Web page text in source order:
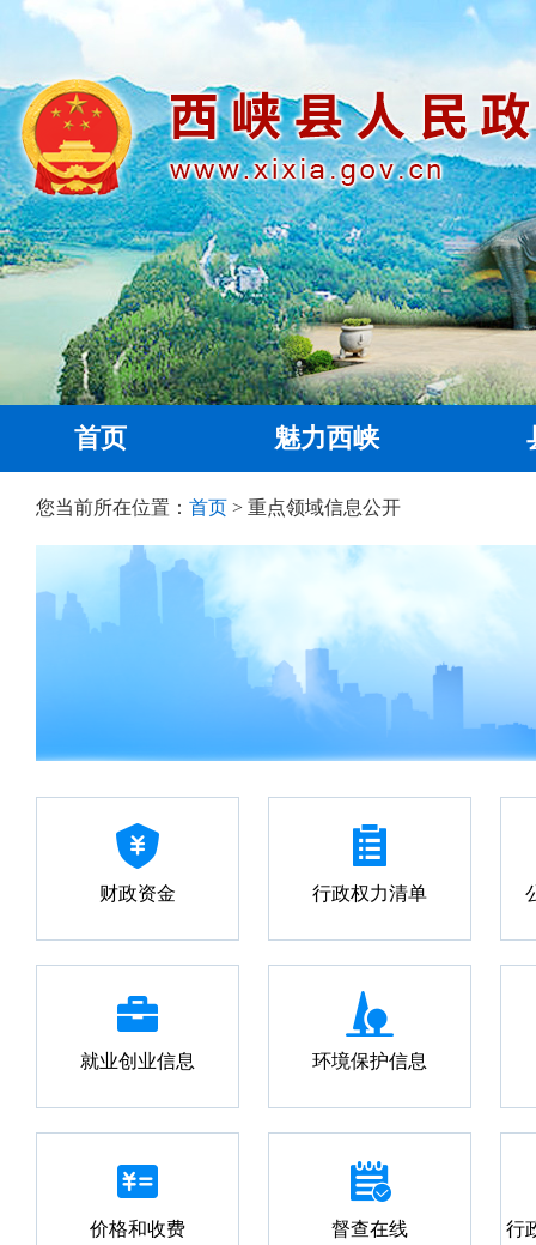
首页 魅力西峡
您当前所在位置： 首页 > 重点领域信息公开
财政资金 行政权力清单
就业创业信息 环境保护信息
价格和收费 督查在线 行